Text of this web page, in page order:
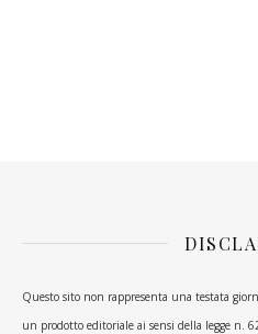
Questo sito non rappresenta una testata
un prodotto editoriale ai sensi della legge n.